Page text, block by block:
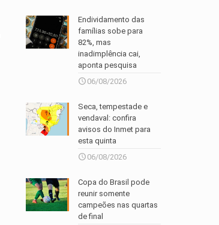
Endividamento das
famílias sobe para
82%, mas
inadimplência cai,
aponta pesquisa
06/08/2026
Seca, tempestade e
vendaval: confira
avisos do Inmet para
esta quinta
06/08/2026
Copa do Brasil pode
reunir somente
campeões nas quartas
de final